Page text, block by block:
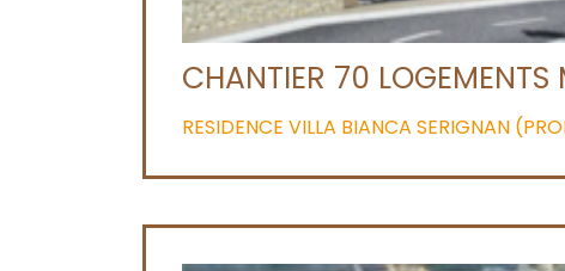
CHANTIER 70
RESIDENCE VILLA BIANCA SERIGNAN